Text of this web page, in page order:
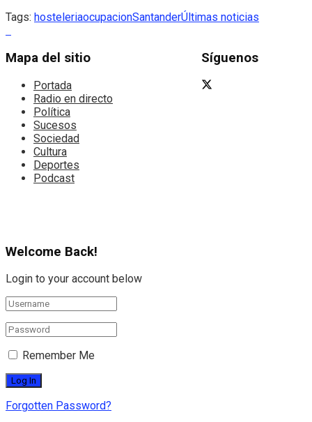
Tags: hosteleriaocupacionSantanderÚltimas noticias
Mapa del sitio
Portada
Radio en directo
Política
Sucesos
Sociedad
Cultura
Deportes
Podcast
Síguenos
Welcome Back!
Login to your account below
Remember Me
Forgotten Password?